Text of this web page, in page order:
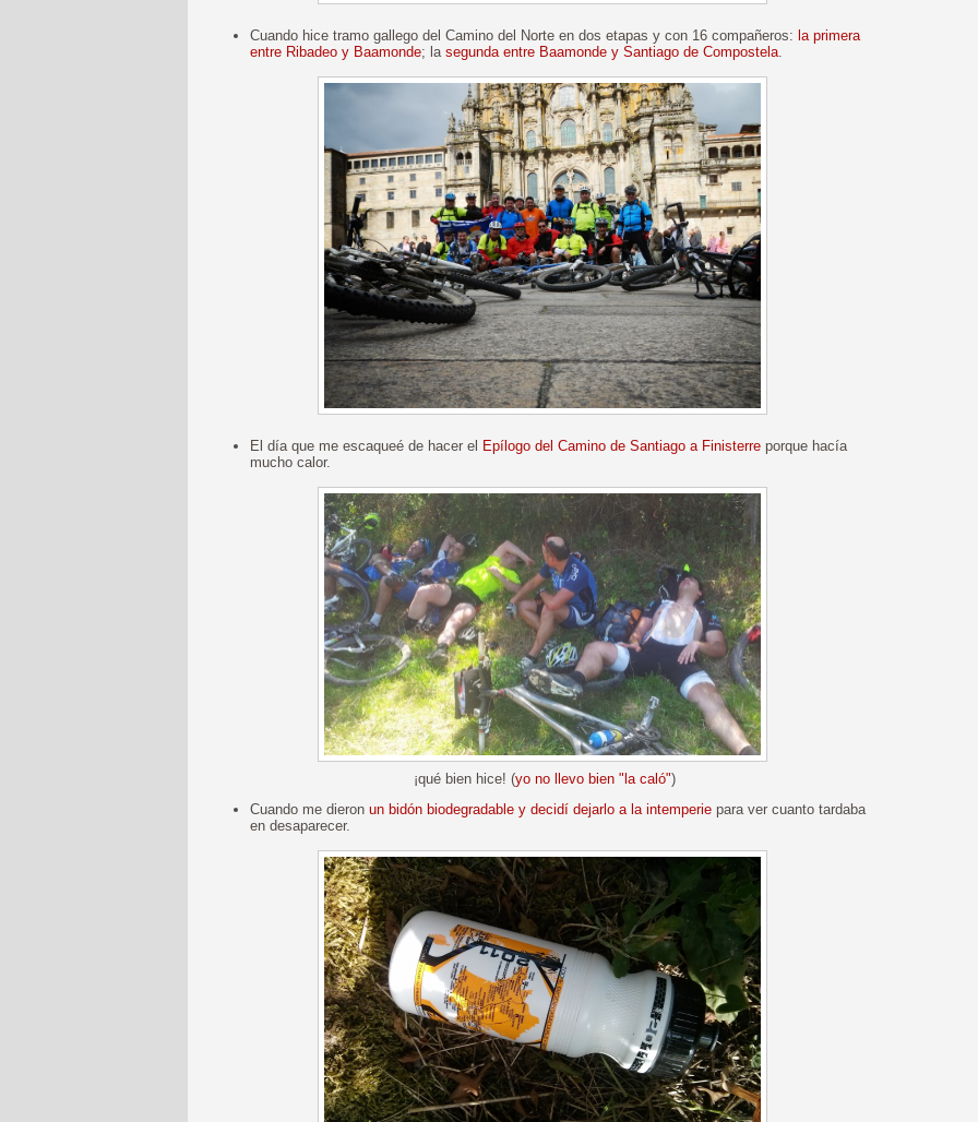
Cuando hice tramo gallego del Camino del Norte en dos etapas y con 16 compañeros: la primera
entre Ribadeo y Baamonde; la segunda entre Baamonde y Santiago de Compostela.
El día que me escaqueé de hacer el Epílogo del Camino de Santiago a Finisterre porque hacía
mucho calor.
¡qué bien hice! (yo no llevo bien "la caló")
Cuando me dieron un bidón biodegradable y decidí dejarlo a la intemperie para ver cuanto tardaba
en desaparecer.